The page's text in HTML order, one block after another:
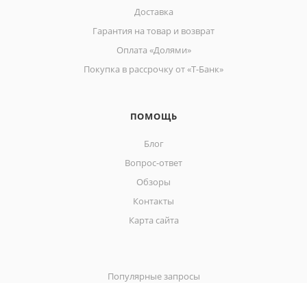
Доставка
Гарантия на товар и возврат
Оплата «Долями»
Покупка в рассрочку от «Т-Банк»
ПОМОЩЬ
Блог
Вопрос-ответ
Обзоры
Контакты
Карта сайта
Популярные запросы